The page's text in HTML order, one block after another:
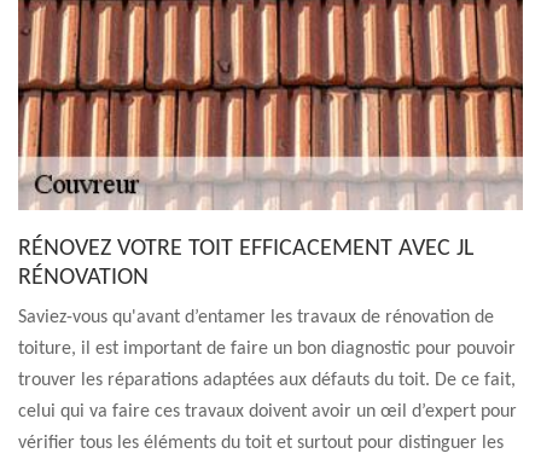
RÉNOVEZ VOTRE TOIT EFFICACEMENT AVEC JL
RÉNOVATION
Saviez-vous qu'avant d’entamer les travaux de rénovation de
toiture, il est important de faire un bon diagnostic pour pouvoir
trouver les réparations adaptées aux défauts du toit. De ce fait,
celui qui va faire ces travaux doivent avoir un œil d’expert pour
vérifier tous les éléments du toit et surtout pour distinguer les